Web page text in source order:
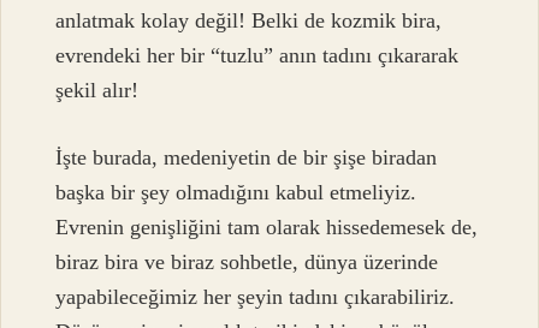
anlatmak kolay değil! Belki de kozmik bira,
evrendeki her bir “tuzlu” anın tadını çıkararak
şekil alır!
İşte burada, medeniyetin de bir şişe biradan
başka bir şey olmadığını kabul etmeliyiz.
Evrenin genişliğini tam olarak hissedemesek de,
biraz bira ve biraz sohbetle, dünya üzerinde
yapabileceğimiz her şeyin tadını çıkarabiliriz.